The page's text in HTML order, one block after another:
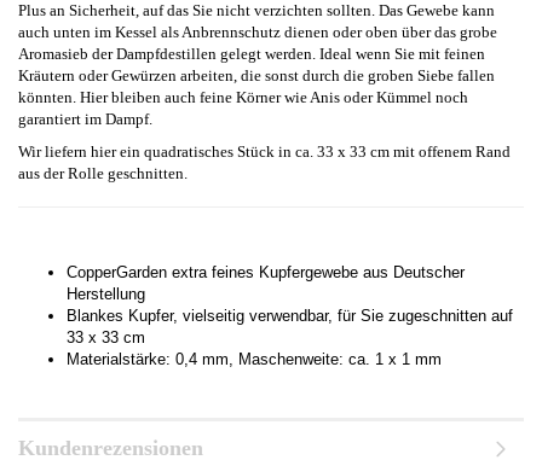
Plus an Sicherheit, auf das Sie nicht verzichten sollten. Das Gewebe kann
auch unten im Kessel als Anbrennschutz dienen oder oben über das grobe
Aromasieb der Dampfdestillen gelegt werden. Ideal wenn Sie mit feinen
Kräutern oder Gewürzen arbeiten, die sonst durch die groben Siebe fallen
könnten. Hier bleiben auch feine Körner wie Anis oder Kümmel noch
garantiert im Dampf.
Wir liefern hier ein quadratisches Stück in ca. 33 x 33 cm mit offenem Rand
aus der Rolle geschnitten.
CopperGarden extra feines Kupfergewebe aus Deutscher
Herstellung
Blankes Kupfer, vielseitig verwendbar, für Sie zugeschnitten auf
33 x 33 cm
Materialstärke: 0,4 mm, Maschenweite: ca. 1 x 1 mm
Kundenrezensionen